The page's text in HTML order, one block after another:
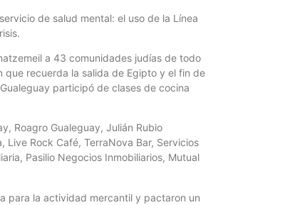
de salud mental: el uso de la Línea
a 43 comunidades judías de todo
recuerda la salida de Egipto y el fin de
participó de clases de cocina
Roagro Gualeguay, Julián Rubio
Live Rock Café, TerraNova Bar, Servicios
Pasilio Negocios Inmobiliarios, Mutual
para la actividad mercantil y pactaron un